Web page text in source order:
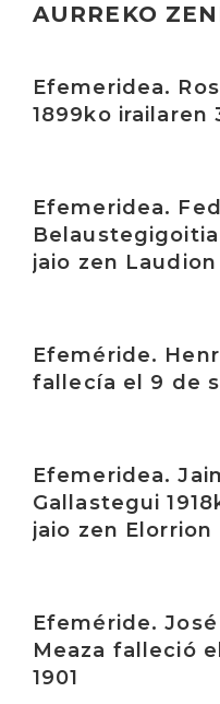
AURREKO
Efemeridea.
1899ko irailaren
Efemeridea.
Belaustegigoitia
jaio zen Laudion
Efeméride.
fallecía el 9 de
Efemeridea.
Gallastegui
jaio zen Elorrion
Efeméride.
Meaza falleció
1901